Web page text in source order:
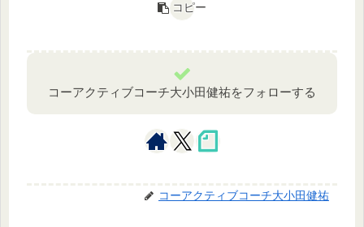
コピー
コーアクティブコーチ大小田健祐をフォローする
コーアクティブコーチ大小田健祐